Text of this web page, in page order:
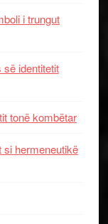
i trungut
identitetit
tonë kombëtar
si hermeneutikë